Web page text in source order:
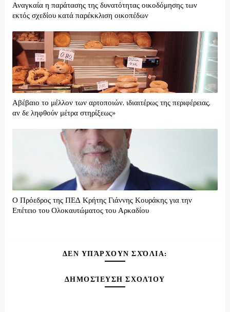
Αναγκαία η παράτασης της δυνατότητας οικοδόμησης των
εκτός σχεδίου κατά παρέκκλιση οικοπέδων
Αβέβαιο το μέλλον των αρτοποιών, ιδιαιτέρως της περιφέρειας,
αν δε ληφθούν μέτρα στηρίξεως»
Ο Πρόεδρος της ΠΕΔ Κρήτης Γιάννης Κουράκης για την
Επέτειο του Ολοκαυτώματος του Αρκαδίου
ΔΕΝ ΥΠΆΡΧΟΥΝ ΣΧΌΛΙΑ:
ΔΗΜΟΣΊΕΥΣΗ ΣΧΟΛΊΟΥ